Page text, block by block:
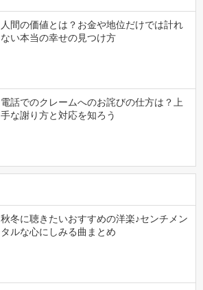
人間の価値とは？お金や地位だけでは計れ
ない本当の幸せの見つけ方
電話でのクレームへのお詫びの仕方は？上
手な謝り方と対応を知ろう
秋冬に聴きたいおすすめの洋楽♪センチメン
タルな心にしみる曲まとめ